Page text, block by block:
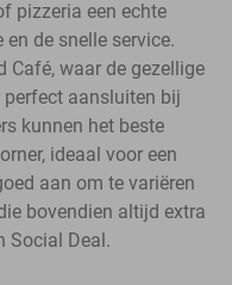
pizzeria een echte
de snelle service.
Café, waar de gezellige
perfect aansluiten bij
kunnen het beste
ideaal voor een
aan om te variëren
bovendien altijd extra
Social Deal.